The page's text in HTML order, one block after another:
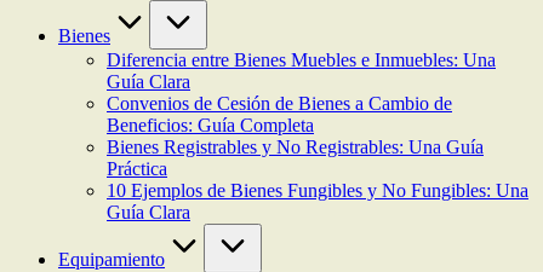
Bienes
Diferencia entre Bienes Muebles e Inmuebles: Una
Guía Clara
Convenios de Cesión de Bienes a Cambio de
Beneficios: Guía Completa
Bienes Registrables y No Registrables: Una Guía
Práctica
10 Ejemplos de Bienes Fungibles y No Fungibles: Una
Guía Clara
Equipamiento